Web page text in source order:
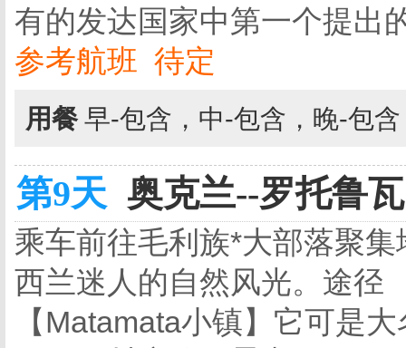
有的发达国家中第一个提出
参考航班 待定
用餐 早-包含，中-包含，晚-包
第9天 奥克兰--罗托鲁
乘车前往毛利族*大部落聚
西兰迷人的自然风光。途径
【Matamata小镇】它可是